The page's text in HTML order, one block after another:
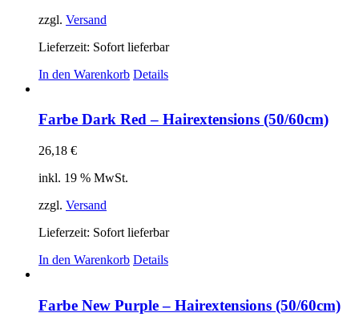
zzgl. Versand
Lieferzeit: Sofort lieferbar
In den Warenkorb Details
Farbe Dark Red – Hairextensions (50/60cm)
26,18 €
inkl. 19 % MwSt.
zzgl. Versand
Lieferzeit: Sofort lieferbar
In den Warenkorb Details
Farbe New Purple – Hairextensions (50/60cm)